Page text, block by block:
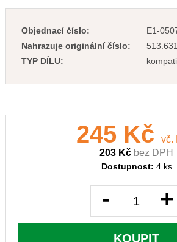
Objednací číslo:
E1-
Nahrazuje originální číslo:
513.631
TYP DÍLU:
245 Kč
vč.
203 Kč bez DPH
Dostupnost: 4 ks
- +
KOUPIT